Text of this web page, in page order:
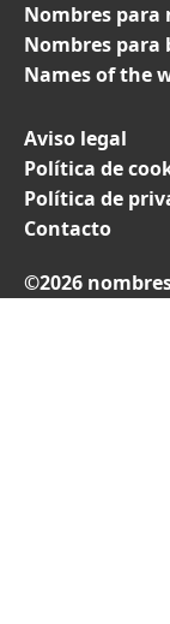
Nombres para
Nombres para
Names of the
Aviso legal
Política de
Política de
Contacto
©2026